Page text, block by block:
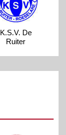
K.S.V. De
Ruiter